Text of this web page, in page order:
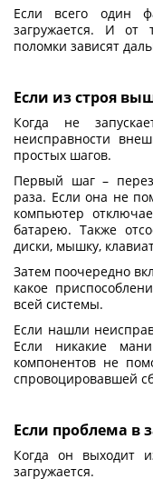
Если всего один
загружается. И от
поломки зависят
Если из строя
Когда не
неисправности
простых шагов.
Первый шаг –
раза. Если она не
компьютер
батарею. Также
диски, мышку,
Затем поочередно
какое
всей системы.
Если нашли
Если никакие
компонентов не
спровоцировавшей
Если проблема в
Когда он выходит
загружается.